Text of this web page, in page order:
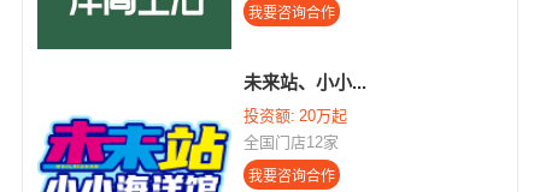
未来站、小小...
投资额: 20万起
全国门店12家